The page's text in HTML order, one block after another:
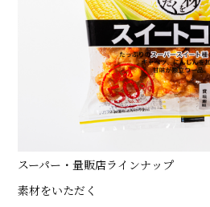
スーパー・量販店ラインナップ
素材をいただく